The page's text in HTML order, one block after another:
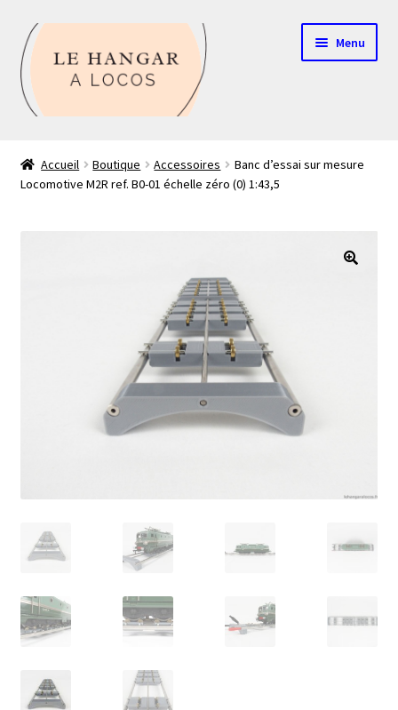
Aller
à
la
navigation
Aller
au
contenu
Menu
Boutique
Évènements à venir
Accueil Boutique Accessoires
Banc d’essai sur mesure
Locomotive M2R ref. B0-01 échelle zéro (0) 1:43,5